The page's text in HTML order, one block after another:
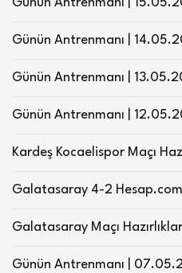
Günün Antrenmanı |
Günün Antrenmanı |
Günün Antrenmanı |
Kardeş Kocaelispor Maçı
Galatasaray 4-2
Galatasaray Maçı
Günün Antrenmanı |